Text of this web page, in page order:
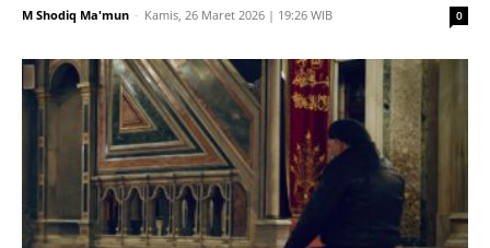
M Shodiq Ma'mun - Kamis, 26 Maret 2026 | 19:26 WIB 0